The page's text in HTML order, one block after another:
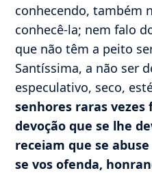
conhecendo, também
conhecê-la; nem falo
que não têm a peito
Santíssima, a não ser
especulativo, seco,
senhores raras vezes
devoção que se lhe
receiam que se
se vos ofenda,